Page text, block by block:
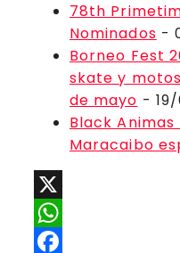
78th
Nominados -
Borneo Fest
skate y
de mayo -
Black
Maracaibo
X
WhatsApp